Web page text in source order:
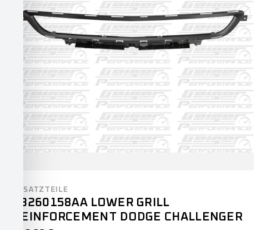
ERSATZTEILE
68260158AA LOWER GRILL
REINFORCEMENT DODGE CHALLENGER